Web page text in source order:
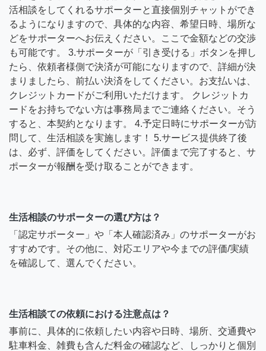
活相談をしてくれるサポーターと直接個別チャットができ
るようになりますので、具体的な内容、希望日時、場所な
どをサポーターへお伝えください。ここで金額などの交渉
も可能です。 3.サポーターが「引き受ける」ボタンを押し
たら、依頼者様側で決済が可能になりますので、詳細が決
まりましたら、前払い決済をしてください。お支払いは、
クレジットカードがご利用いただけます。 クレジットカ
ードをお持ちでない方は事務局までご連絡ください。そう
すると、本契約となります。 4.予定日時にサポーターが訪
問して、生活相談を実施します！ 5.サービス提供終了後
は、必ず、評価をしてください。評価まで完了すると、サ
ポーターが報酬を受け取ることができます。
生活相談のサポーターの選び方は？
「認定サポーター」や「本人確認済み」のサポーターがお
すすめです。その他に、対応エリアや今までの評価/実績
を確認して、選んでください。
生活相談ての依頼における注意点は？
事前に、具体的に依頼したい内容や日時、場所、交通費や
駐車料金、雑費も含んだ料金の確認など、しっかりと個別